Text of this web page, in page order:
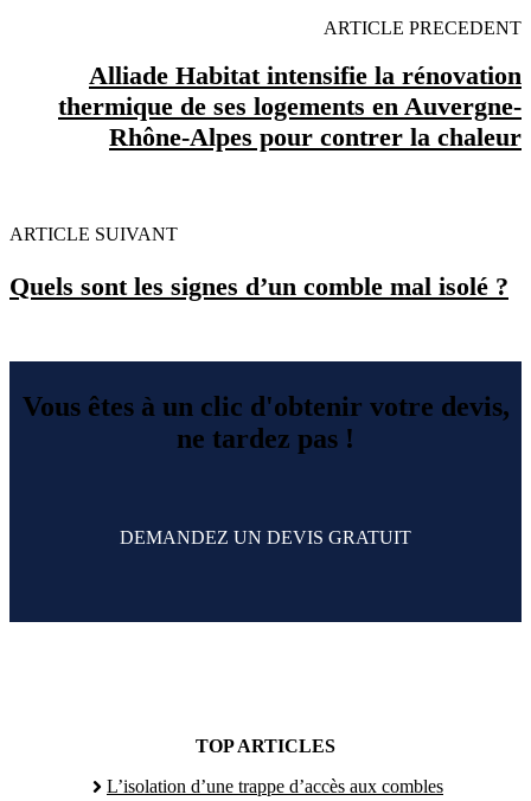
ARTICLE PRECEDENT
Alliade Habitat intensifie la rénovation
thermique de ses logements en Auvergne-
Rhône-Alpes pour contrer la chaleur
ARTICLE SUIVANT
Quels sont les signes d’un comble mal isolé ?
Vous êtes à un clic d'obtenir votre devis,
ne tardez pas !
DEMANDEZ UN DEVIS GRATUIT
TOP ARTICLES
L’isolation d’une trappe d’accès aux combles